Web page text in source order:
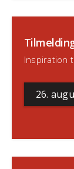
Inspiration
26.